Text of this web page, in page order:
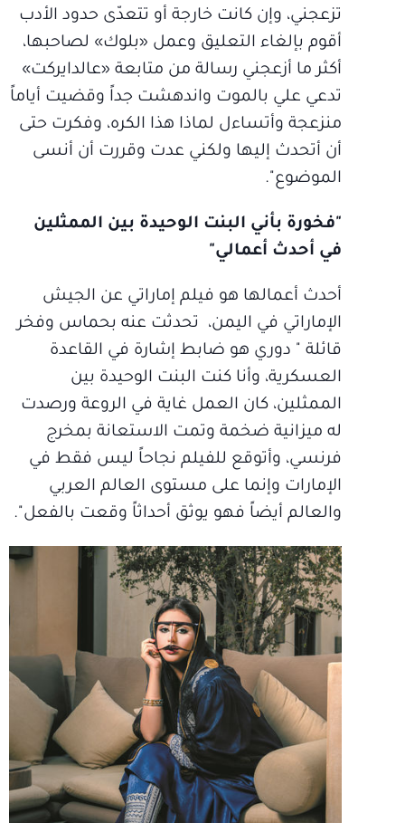
تزعجني، وإن كانت خارجة أو تتعدّى حدود الأدب
أقوم بإلغاء التعليق وعمل «بلوك» لصاحبها،
أكثر ما أزعجني رسالة من متابعة «عالدايركت»
تدعي علي بالموت واندهشت جداً وقضيت أياماً
منزعجة وأتساءل لماذا هذا الكره، وفكرت حتى
أن أتحدث إليها ولكني عدت وقررت أن أنسى
الموضوع".
"فخورة بأني البنت الوحيدة بين الممثلين
في أحدث أعمالي"
أحدث أعمالها هو فيلم إماراتي عن الجيش
الإماراتي في اليمن، تحدثت عنه بحماس وفخر
قائلة " دوري هو ضابط إشارة في القاعدة
العسكرية، وأنا كنت البنت الوحيدة بين
الممثلين، كان العمل غاية في الروعة ورصدت
له ميزانية ضخمة وتمت الاستعانة بمخرج
فرنسي، وأتوقع للفيلم نجاحاً ليس فقط في
الإمارات وإنما على مستوى العالم العربي
والعالم أيضاً فهو يوثق أحداثاً وقعت بالفعل".